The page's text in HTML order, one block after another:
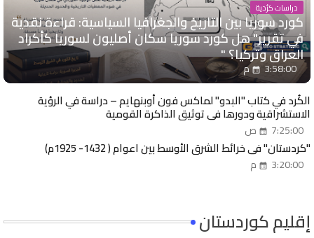
دراسات كرُدية
كورد سوريا بين التاريخ والجغرافيا السياسية: قراءة نقدية
في تقرير" هل كورد سوريا سكان أصليون لسوريا كأكراد
العراق وتركيا؟ "
3:58:00 م
الكُرد في كتاب "البدو" لماكس فون أوبنهايم – دراسة في الرؤية
الاستشراقية ودورها في توثيق الذاكرة القومية
7:25:00 ص
"كردستان" في خرائط الشرق الأوسط بين اعوام ( 1432- 1925م)
3:20:00 م
إقليم كوردستان